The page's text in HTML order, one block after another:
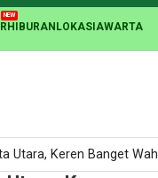
NEW
HIBURAN LOKASIAWARTA
Keren Banget Wahana Mainnya